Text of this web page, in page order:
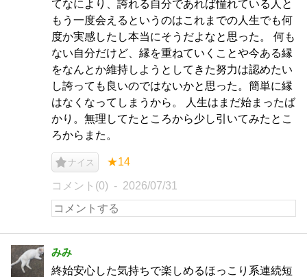
てなにより、誇れる自分であれば憧れている人と
もう一度会えるというのはこれまでの人生でも何
度か実感したし本当にそうだよなと思った。 何も
ない自分だけど、縁を重ねていくことや今ある縁
をなんとか維持しようとしてきた努力は認めたい
し誇っても良いのではないかと思った。簡単に縁
はなくなってしまうから。 人生はまだ始まったば
かり。無理してたところから少し引いてみたとこ
ろからまた。
ナイス ★14
コメント(0) 2026/07/31
みみ
終始安心した気持ちで楽しめるほっこり系連続短